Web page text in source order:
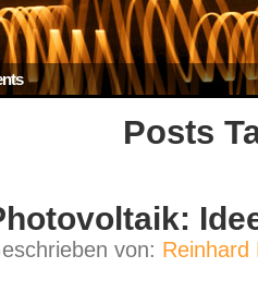
Posts
von: Reinhard